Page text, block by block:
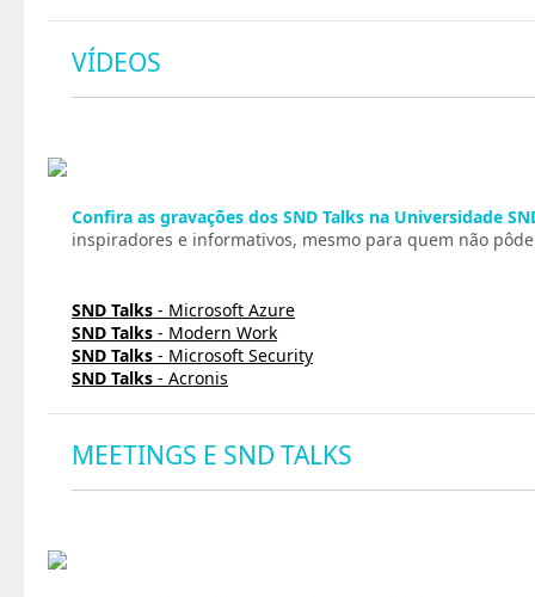
VÍDEOS
Confira as gravações dos SND Talks na Universidade
inspiradores e informativos, mesmo para quem não
SND Talks - Microsoft Azure
SND Talks - Modern Work
SND Talks - Microsoft Security
SND Talks - Acronis
MEETINGS E SND TALKS